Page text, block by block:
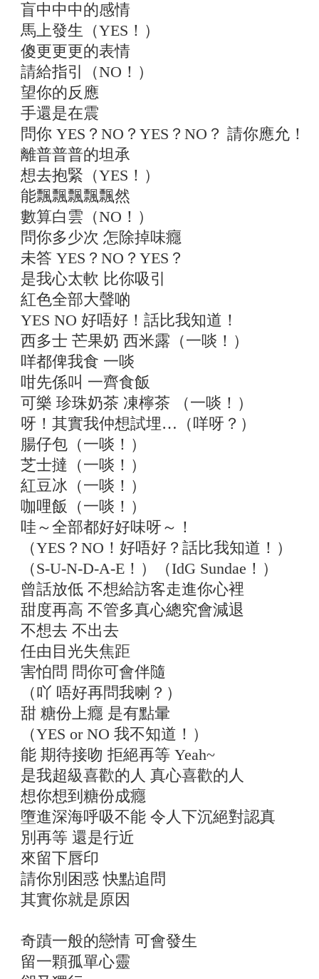
盲中中中的感情
馬上發生（YES！）
傻更更更的表情
請給指引（NO！）
望你的反應
手還是在震
問你 YES？NO？YES？NO？ 請你應允！
離普普普的坦承
想去抱緊（YES！）
能飄飄飄飄飄然
數算白雲（NO！）
問你多少次 怎除掉味癮
未答 YES？NO？YES？
是我心太軟 比你吸引
紅色全部大聲啲
YES NO 好唔好！話比我知道！
西多士 芒果奶 西米露（一啖！）
咩都俾我食 一啖
咁先係叫 一齊食飯
可樂 珍珠奶茶 凍檸茶 （一啖！）
呀！其實我仲想試埋…（咩呀？）
腸仔包（一啖！）
芝士撻（一啖！）
紅豆冰（一啖！）
咖哩飯（一啖！）
哇～全部都好好味呀～！
（YES？NO！好唔好？話比我知道！）
（S-U-N-D-A-E！）（IdG Sundae！）
曾話放低 不想給訪客走進你心裡
甜度再高 不管多真心總究會減退
不想去 不出去
任由目光失焦距
害怕問 問你可會伴隨
（吖 唔好再問我喇？）
甜 糖份上癮 是有點暈
（YES or NO 我不知道！）
能 期待接吻 拒絕再等 Yeah~
是我超級喜歡的人 真心喜歡的人
想你想到糖份成癮
墮進深海呼吸不能 令人下沉絕對認真
別再等 還是行近
來留下唇印
請你別困惑 快點追問
其實你就是原因
奇蹟一般的戀情 可會發生
留一顆孤單心靈